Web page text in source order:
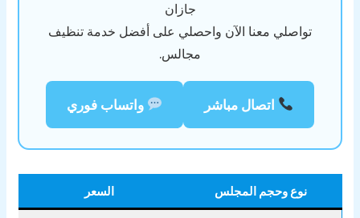
جازان
تواصلي معنا الآن واحصلي على أفضل خدمة تنظيف
مجالس.
اتصال مباشر واتساب فوري
نوع وحجم المجلس